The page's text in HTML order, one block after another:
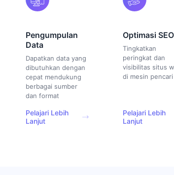
Pengumpulan
Data
Dapatkan data yang
dibutuhkan dengan
cepat mendukung
berbagai sumber
dan format
Pelajari Lebih
Lanjut
Optimasi SEO
Tingkatkan
peringkat dan
visibilitas situs
di mesin pencari
Pelajari Lebih
Lanjut